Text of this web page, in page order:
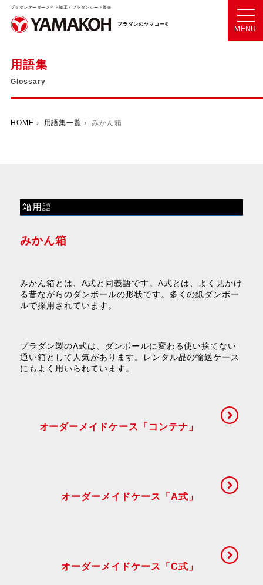
プラダンオーダーメイド加工・プラダンシート販売
プラダンのヤマコー®
MENU
用語集
Glossary
HOME › 用語集一覧 › みかん箱
箱用語
みかん箱
みかん箱とは、A式と同義語です。A式とは、よく見かけ
る昔ながらのダンボールの形状です。多くの紙ダンボー
ルで採用されています。
プラダン製のA式は、ダンボールに変わる使い捨てない
通い箱として人気があります。レンタル品の輸送ケース
にもよく用いられています。
オーダーメイドケース「コンテナ」
オーダーメイドケース「A式」
オーダーメイドケース「C式」